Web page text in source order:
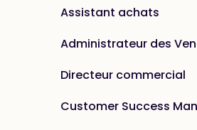
Assistant achats
Administrateur des
Directeur commercial
Customer Success